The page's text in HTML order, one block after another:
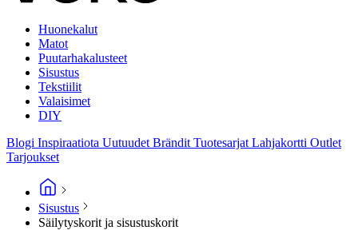
Huonekalut
Matot
Puutarhakalusteet
Sisustus
Tekstiilit
Valaisimet
DIY
Blogi Inspiraatiota Uutuudet Brändit Tuotesarjat Lahjakortti Outlet
Tarjoukset
Sisustus
Säilytyskorit ja sisustuskorit